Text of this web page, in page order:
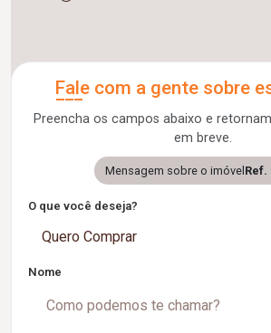
Fale com a gente sobre
Preencha os campos abaixo e
em breve.
Mensagem sobre o imóvel Ref.
O que você deseja?
Quero Comprar
Nome